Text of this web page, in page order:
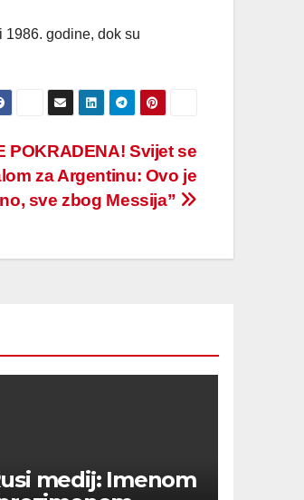
godine, dok su
POKRADENA! Svijet se
za Argentinu: Ovo je
sve zbog Messija”
medij: Imenom